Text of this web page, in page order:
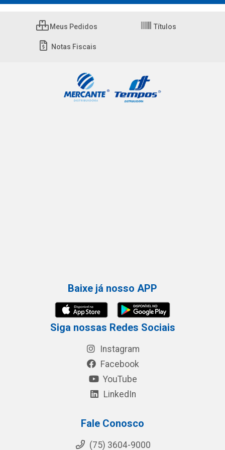
Meus Pedidos Títulos
Notas Fiscais
Baixe já nosso APP
Siga nossas Redes Sociais
Instagram
Facebook
YouTube
LinkedIn
Fale Conosco
(75) 3604-9000